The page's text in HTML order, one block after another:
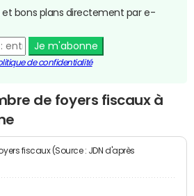
et bons plans directement par e-
Je m'abonne
de confidentialité
de foyers fiscaux à
fiscaux (Source : JDN d'après